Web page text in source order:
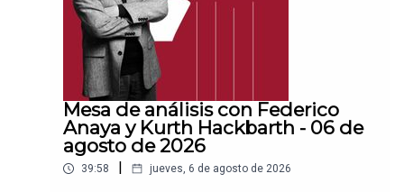
Mesa de análisis con Federico
Anaya y Kurth Hackbarth - 06 de
agosto de 2026
39:58 jueves, 6 de agosto de 2026